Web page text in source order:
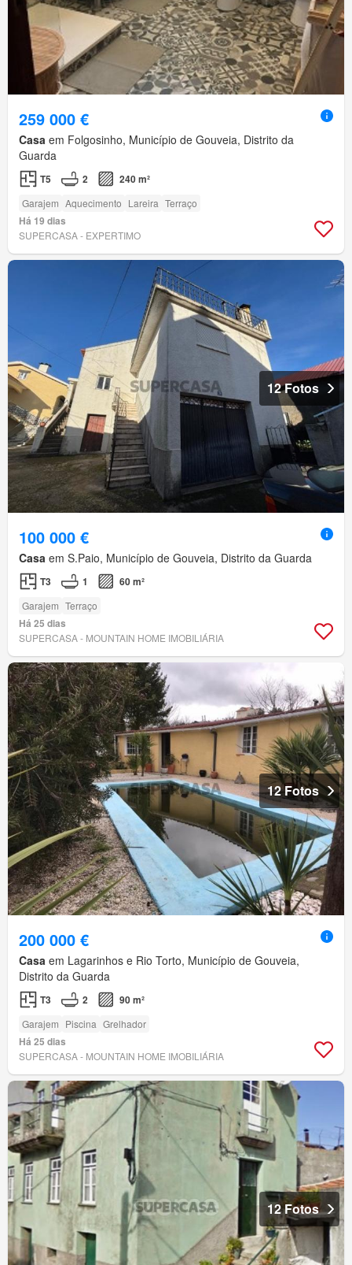
259 000 €
Casa em Folgosinho, Município de Gouveia, Distrito da
Guarda
T5 2 240 m²
Garajem Aquecimento Lareira Terraço
Há 19 dias
SUPERCASA - EXPERTIMO
12 Fotos
100 000 €
Casa em S.Paio, Município de Gouveia, Distrito da Guarda
T3 1 60 m²
Garajem Terraço
Há 25 dias
SUPERCASA - MOUNTAIN HOME IMOBILIÁRIA
12 Fotos
200 000 €
Casa em Lagarinhos e Rio Torto, Município de Gouveia,
Distrito da Guarda
T3 2 90 m²
Garajem Piscina Grelhador
Há 25 dias
SUPERCASA - MOUNTAIN HOME IMOBILIÁRIA
12 Fotos